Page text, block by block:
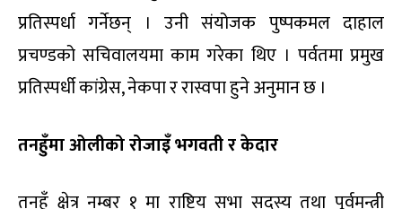
प्रतिस्पर्धा गर्नेछन् । उनी संयोजक पुष्पकमल दाहाल
प्रचण्डको सचिवालयमा काम गरेका थिए । पर्वतमा प्रमुख
प्रतिस्पर्धी कांग्रेस, नेकपा र रास्वपा हुने अनुमान छ ।
तनहुँमा ओलीको रोजाइँ भगवती र केदार
तनहुँ क्षेत्र नम्बर १ मा राष्ट्रिय सभा सदस्य तथा पूर्वमन्त्री